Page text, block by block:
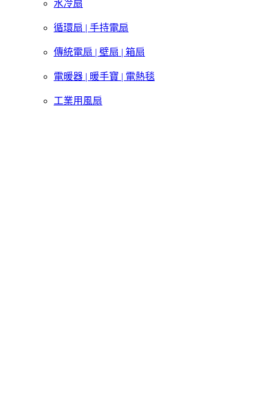
水冷扇
循環扇 | 手持電扇
傳統電扇 | 壁扇 | 箱扇
電暖器 | 暖手寶 | 電熱毯
工業用風扇